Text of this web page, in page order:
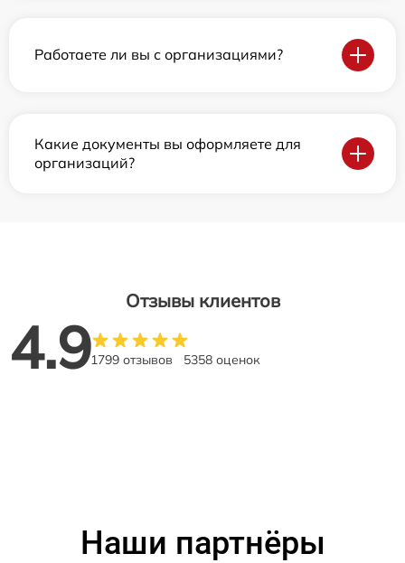
Работаете ли вы с организациями?
Какие документы вы оформляете для
организаций?
Отзывы клиентов
4.91799 отзывов 5358 оценок
Наши партнёры